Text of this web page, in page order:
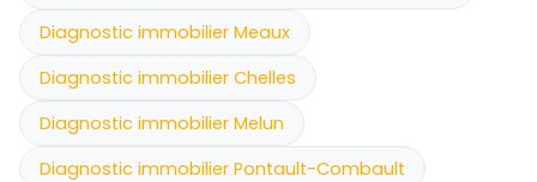
Diagnostic immobilier Meaux
Diagnostic immobilier Chelles
Diagnostic immobilier Melun
Diagnostic immobilier Pontault-Combault